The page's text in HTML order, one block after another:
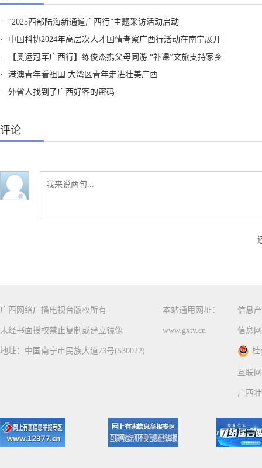
·
“2025西部陆海新通道广西行”主题采访活动启动
·
中国科协2024年高层次人才国情考察广西行活动在南宁展开
·
【奥运冠军广西行】练俊杰携父母同游 “补课”文旅支持家乡
·
港澳青年看祖国 大湾区青年走进壮美广西
·
外省人找到了广西好客的密码
评论
广西网络广播电视台版权所有
未经书面授权禁止复制或建立镜像
地址：中国南宁市民族大道73号(530022)
本站通用网址：
www.gxtv.cn
信息
信息
桂
互联
广西